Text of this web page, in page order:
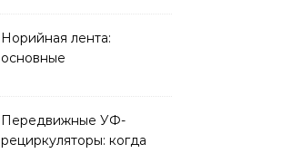
Норийная лента:
основные
и советы по выбору
Передвижные УФ-
рециркуляторы: когда